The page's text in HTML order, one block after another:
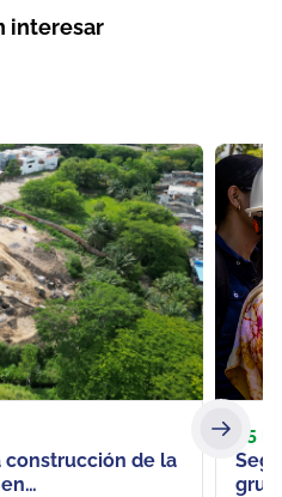
interesar
construcción de la
25